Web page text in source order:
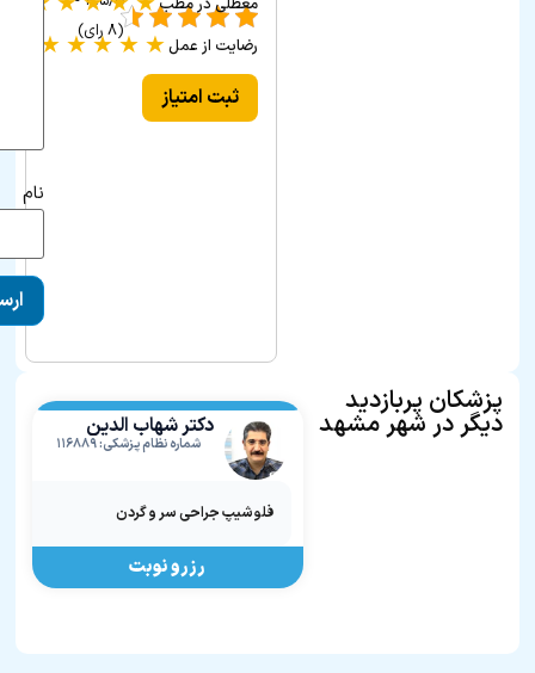
(۸ رای)
معطلی در مطب
رضایت از عمل★
★
★
★
★
ثبت امتیاز
نام
پزشکان پربازدید
دیگر در شهر مشهد دکتر شهاب‌ الدین
شعبانی
شماره نظام پزشکی: ۱۱۶۸۸۹
فلوشیپ جراحی سر و گردن
رزرو نوبت